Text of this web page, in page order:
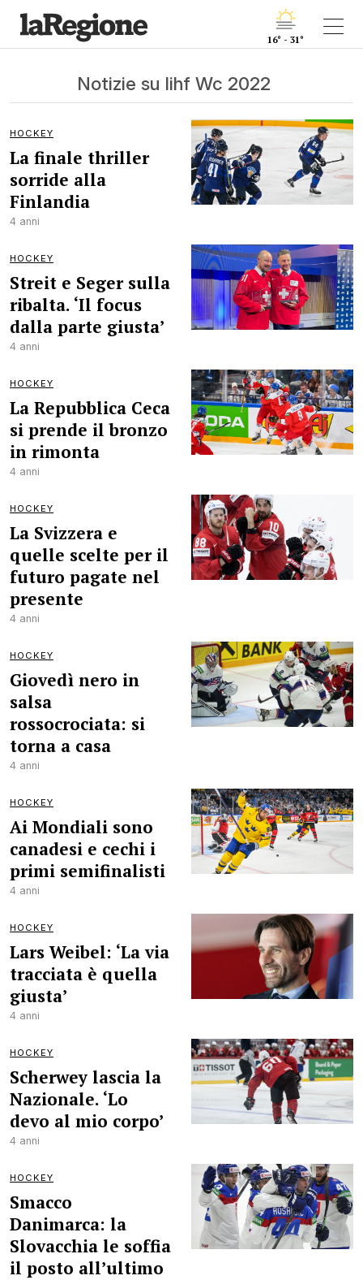
16° - 31°
Notizie su Iihf Wc 2022
HOCKEY
La finale thriller
sorride alla
Finlandia
4 anni
HOCKEY
Streit e Seger sulla
ribalta. ‘Il focus
dalla parte giusta’
4 anni
HOCKEY
La Repubblica Ceca
si prende il bronzo
in rimonta
4 anni
HOCKEY
La Svizzera e
quelle scelte per il
futuro pagate nel
presente
4 anni
HOCKEY
Giovedì nero in
salsa
rossocrociata: si
torna a casa
4 anni
HOCKEY
Ai Mondiali sono
canadesi e cechi i
primi semifinalisti
4 anni
HOCKEY
Lars Weibel: ‘La via
tracciata è quella
giusta’
4 anni
HOCKEY
Scherwey lascia la
Nazionale. ‘Lo
devo al mio corpo’
4 anni
HOCKEY
Smacco
Danimarca: la
Slovacchia le soffia
il posto all’ultimo